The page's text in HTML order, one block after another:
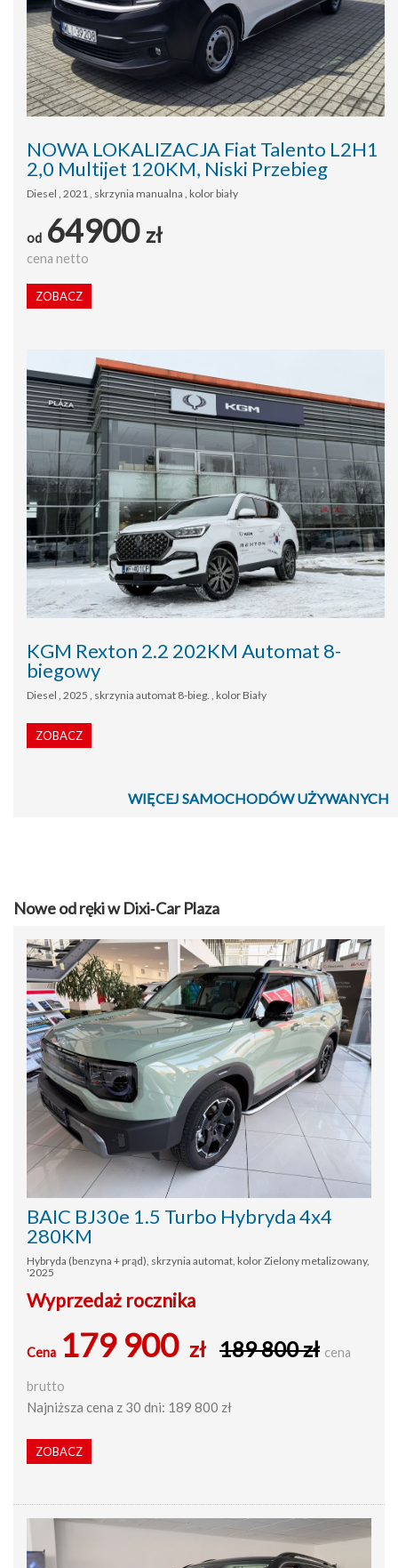
NOWA LOKALIZACJA Fiat Talento L2H1
2,0 Multijet 120KM, Niski Przebieg
Diesel , 2021 , skrzynia manualna , kolor biały
od 64900 zł
cena netto
ZOBACZ
KGM Rexton 2.2 202KM Automat 8-
biegowy
Diesel , 2025 , skrzynia automat 8-bieg. , kolor Biały
ZOBACZ
WIĘCEJ SAMOCHODÓW UŻYWANYCH
Nowe od ręki w Dixi‑Car Plaza
BAIC BJ30e 1.5 Turbo Hybryda 4x4
280KM
Hybryda (benzyna + prąd), skrzynia automat, kolor Zielony metalizowany,
'2025
Wyprzedaż rocznika
Cena 179 900 zł 189 800 zł cena
brutto
Najniższa cena z 30 dni: 189 800 zł
ZOBACZ